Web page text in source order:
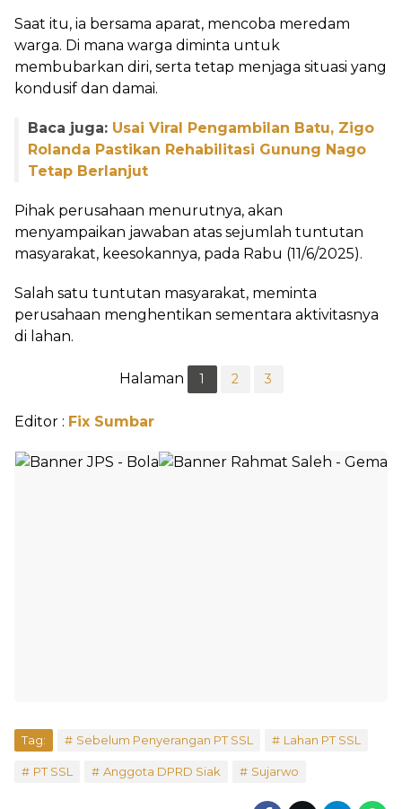
Saat itu, ia bersama aparat, mencoba meredam
warga. Di mana warga diminta untuk
membubarkan diri, serta tetap menjaga situasi yang
kondusif dan damai.
Baca juga: Usai Viral Pengambilan Batu, Zigo
Rolanda Pastikan Rehabilitasi Gunung Nago
Tetap Berlanjut
Pihak perusahaan menurutnya, akan
menyampaikan jawaban atas sejumlah tuntutan
masyarakat, keesokannya, pada Rabu (11/6/2025).
Salah satu tuntutan masyarakat, meminta
perusahaan menghentikan sementara aktivitasnya
di lahan.
Halaman 1 2 3
Editor : Fix Sumbar
Tag: Sebelum Penyerangan PT SSL Lahan PT SSL
PT SSL Anggota DPRD Siak Sujarwo